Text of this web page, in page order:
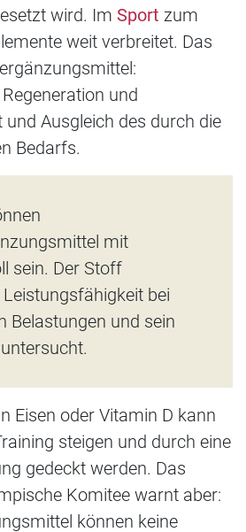
wird. Im Sport zum
weit verbreitet. Das
und
Ausgleich des durch die
Bedarfs.
mit
sein. Der Stoff
bei
Belastungen und sein
Eisen oder Vitamin D kann
steigen und durch eine
gedeckt werden. Das
Komitee warnt aber:
können keine